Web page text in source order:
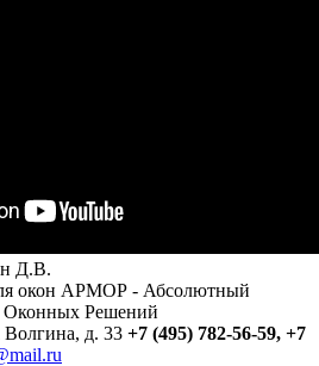
Д.В.
окон АРМОР - Абсолютный
Оконных Решений
д. 33 +7 (495) 782-56-59, +7